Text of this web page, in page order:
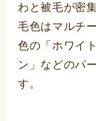
わと被毛が密
毛色はマルチ
色の「ホワイ
ン」などのパ
す。